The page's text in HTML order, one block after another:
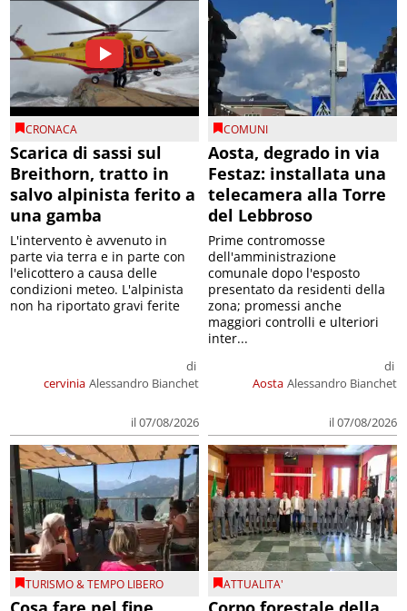
CRONACA
Scarica di sassi sul
Breithorn, tratto in
salvo alpinista ferito a
una gamba
cervinia
di
Alessandro Bianchet
il 07/08/2026
L'intervento è avvenuto in
parte via terra e in parte con
l'elicottero a causa delle
condizioni meteo. L'alpinista
non ha riportato gravi ferite
COMUNI
Aosta, degrado in via
Festaz: installata una
telecamera alla Torre
del Lebbroso
Aosta
di
Alessandro Bianchet
il 07/08/2026
Prime contromosse
dell'amministrazione
comunale dopo l'esposto
presentato da residenti della
zona; promessi anche
maggiori controlli e ulteriori
inter...
TURISMO & TEMPO LIBERO ATTUALITA'